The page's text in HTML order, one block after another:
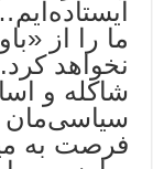
ما را از
نخواهد
شاکله و
سیاسی‌مان
فرصت به